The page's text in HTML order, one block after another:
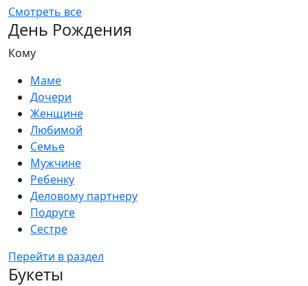
Смотреть все
День Рождения
Кому
Маме
Дочери
Женщине
Любимой
Семье
Мужчине
Ребенку
Деловому партнеру
Подруге
Сестре
Перейти в раздел
Букеты